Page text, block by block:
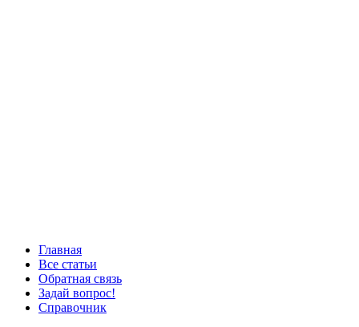
Главная
Все статьи
Обратная связь
Задай вопрос!
Справочник